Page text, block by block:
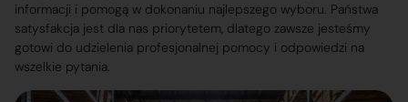
informacji i pomogą w dokonaniu najlepszego wyboru. Państwa
satysfakcja jest dla nas priorytetem, dlatego zawsze jesteśmy
gotowi do udzielenia profesjonalnej pomocy i odpowiedzi na
wszelkie pytania.